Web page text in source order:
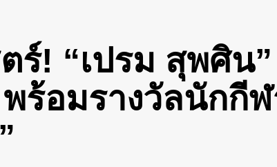
ร์! “เปรม สุพศิน
ร้อมรางวัลนักกี